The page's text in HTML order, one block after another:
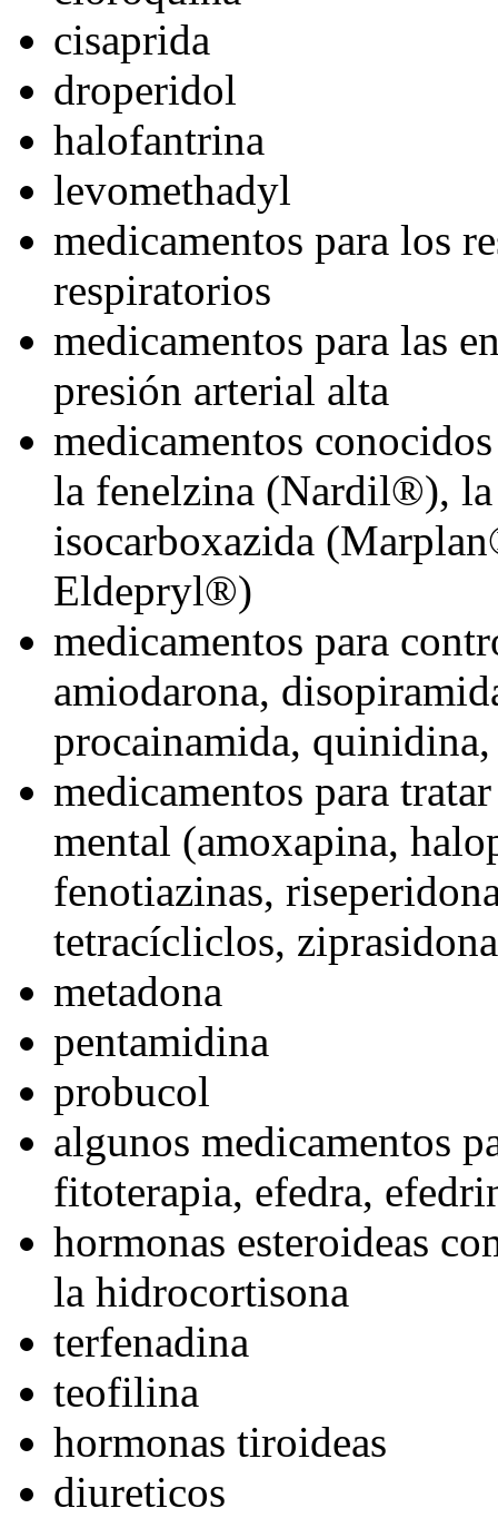
cisaprida
droperidol
halofantrina
levomethadyl
medicamentos para los
respiratorios
medicamentos para las
presión arterial alta
medicamentos
la fenelzina (Nardil®),
isocarboxazida
Eldepryl®)
medicamentos para
amiodarona,
procainamida,
medicamentos para
mental (amoxapina,
fenotiazinas,
tetracícliclos,
metadona
pentamidina
probucol
algunos medicamentos
fitoterapia, efedra,
hormonas esteroideas
la hidrocortisona
terfenadina
teofilina
hormonas tiroideas
diureticos